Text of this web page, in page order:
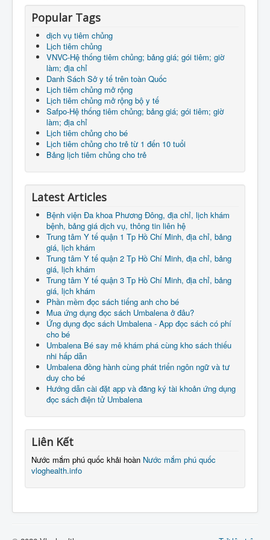
Popular Tags
dịch vụ tiêm chủng
Lịch tiêm chủng
VNVC-Hệ thống tiêm chủng; bảng giá; gói tiêm; giờ
làm; địa chỉ
Danh Sách Sở y tế trên toàn Quốc
Lịch tiêm chủng mở rộng
Lịch tiêm chủng mở rộng bộ y tế
Safpo-Hệ thống tiêm chủng; bảng giá; gói tiêm; giờ
làm; địa chỉ
Lịch tiêm chủng cho bé
Lịch tiêm chủng cho trẻ từ 1 đến 10 tuổi
Bảng lịch tiêm chủng cho trẻ
Latest Articles
Bệnh viện Đa khoa Phương Đông, địa chỉ, lịch khám
bệnh, bảng giá dịch vụ, thông tin liên hệ
Trung tâm Y tế quận 1 Tp Hồ Chí Minh, địa chỉ, bảng
giá, lịch khám
Trung tâm Y tế quận 2 Tp Hồ Chí Minh, địa chỉ, bảng
giá, lịch khám
Trung tâm Y tế quận 3 Tp Hồ Chí Minh, địa chỉ, bảng
giá, lịch khám
Phần mềm đọc sách tiếng anh cho bé
Mua ứng dụng đọc sách Umbalena ở đâu?
Ứng dụng đọc sách Umbalena - App đọc sách có phí
cho bé
Umbalena Bé say mê khám phá cùng kho sách thiếu
nhi hấp dẫn
Umbalena đồng hành cùng phát triển ngôn ngữ và tư
duy cho bé
Hướng dẫn cài đặt app và đăng ký tài khoản ứng dụng
đọc sách điện tử Umbalena
Liên Kết
Nước mắm phú quốc khải hoàn Nước mắm phú quốc
vloghealth.info